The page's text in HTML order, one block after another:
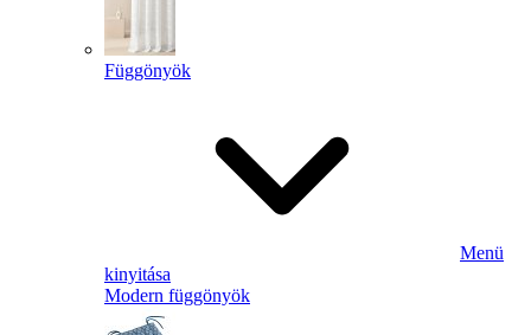
Függönyök
Menü
kinyitása
Modern függönyök